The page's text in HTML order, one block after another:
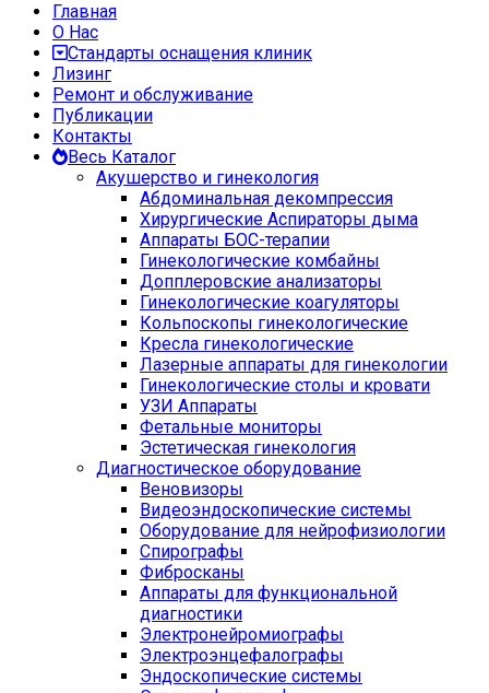
Главная
О Нас
Стандарты оснащения клиник
Лизинг
Ремонт и обслуживание
Публикации
Контакты
Весь Каталог
Акушерство и гинекология
Абдоминальная декомпрессия
Хирургические Аспираторы дыма
Аппараты БОС-терапии
Гинекологические комбайны
Допплеровские анализаторы
Гинекологические коагуляторы
Кольпоскопы гинекологические
Кресла гинекологические
Лазерные аппараты для гинекологии
Гинекологические столы и кровати
УЗИ Аппараты
Фетальные мониторы
Эстетическая гинекология
Диагностическое оборудование
Веновизоры
Видеоэндоскопические системы
Оборудование для нейрофизиологии
Спирографы
Фибросканы
Аппараты для функциональной
диагностики
Электронейромиографы
Электроэнцефалографы
Эндоскопические системы